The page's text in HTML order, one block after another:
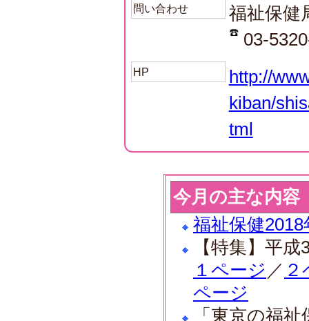
問い合わせ
福祉保健
03-
HP
http://
kiban/
tml
今月の主な内容
福祉保健
【特集】平
１ページ ／
ページ
「東京の福